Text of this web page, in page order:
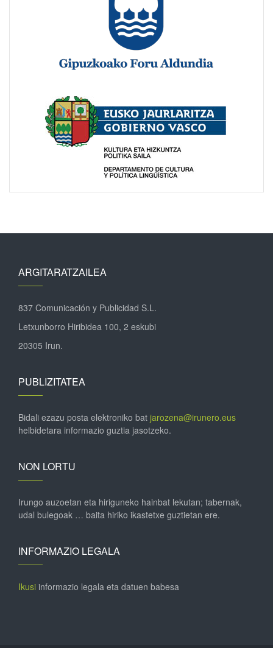
ARGITARATZAILEA
837 Comunicación y Publicidad S.L.
Letxunborro Hiribidea 100, 2 eskubi
20305 Irun.
PUBLIZITATEA
Bidali ezazu posta elektroniko bat jarozena@irunero.eus
helbidetara informazio guztia jasotzeko.
NON LORTU
Irungo auzoetan eta hiriguneko hainbat lekutan; tabernak,
udal bulegoak … baita hiriko ikastetxe guztietan ere.
INFORMAZIO LEGALA
Ikusi informazio legala eta datuen babesa